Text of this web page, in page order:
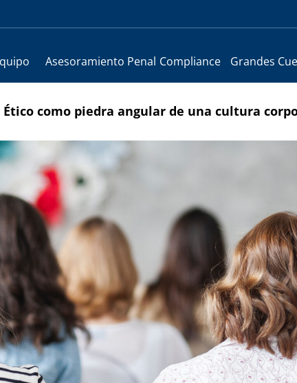
Asesoramiento Penal Compliance Grandes
Ético como piedra angular de una cultura